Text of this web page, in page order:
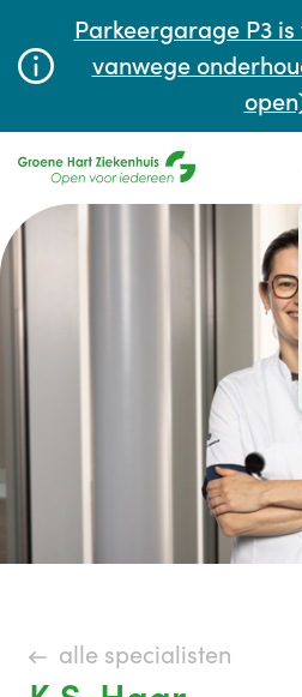
Parkeergarage P3
vanwege
Wachttijden
alle specialisten